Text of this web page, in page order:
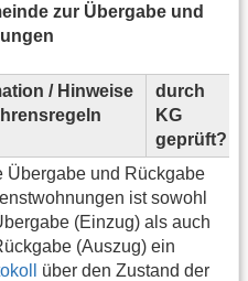
zur Übergabe und
/ Hinweise
durch
KG
geprüft?
Übergabe und Rückgabe
ist sowohl
(Einzug) als auch
(Auszug) ein
über den Zustand der